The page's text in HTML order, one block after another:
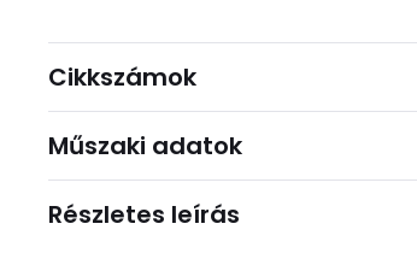
Cikkszámok
Műszaki adatok
Részletes leírás